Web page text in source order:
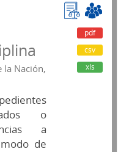
la Nación,
o
a
de
pdf
csv
xls